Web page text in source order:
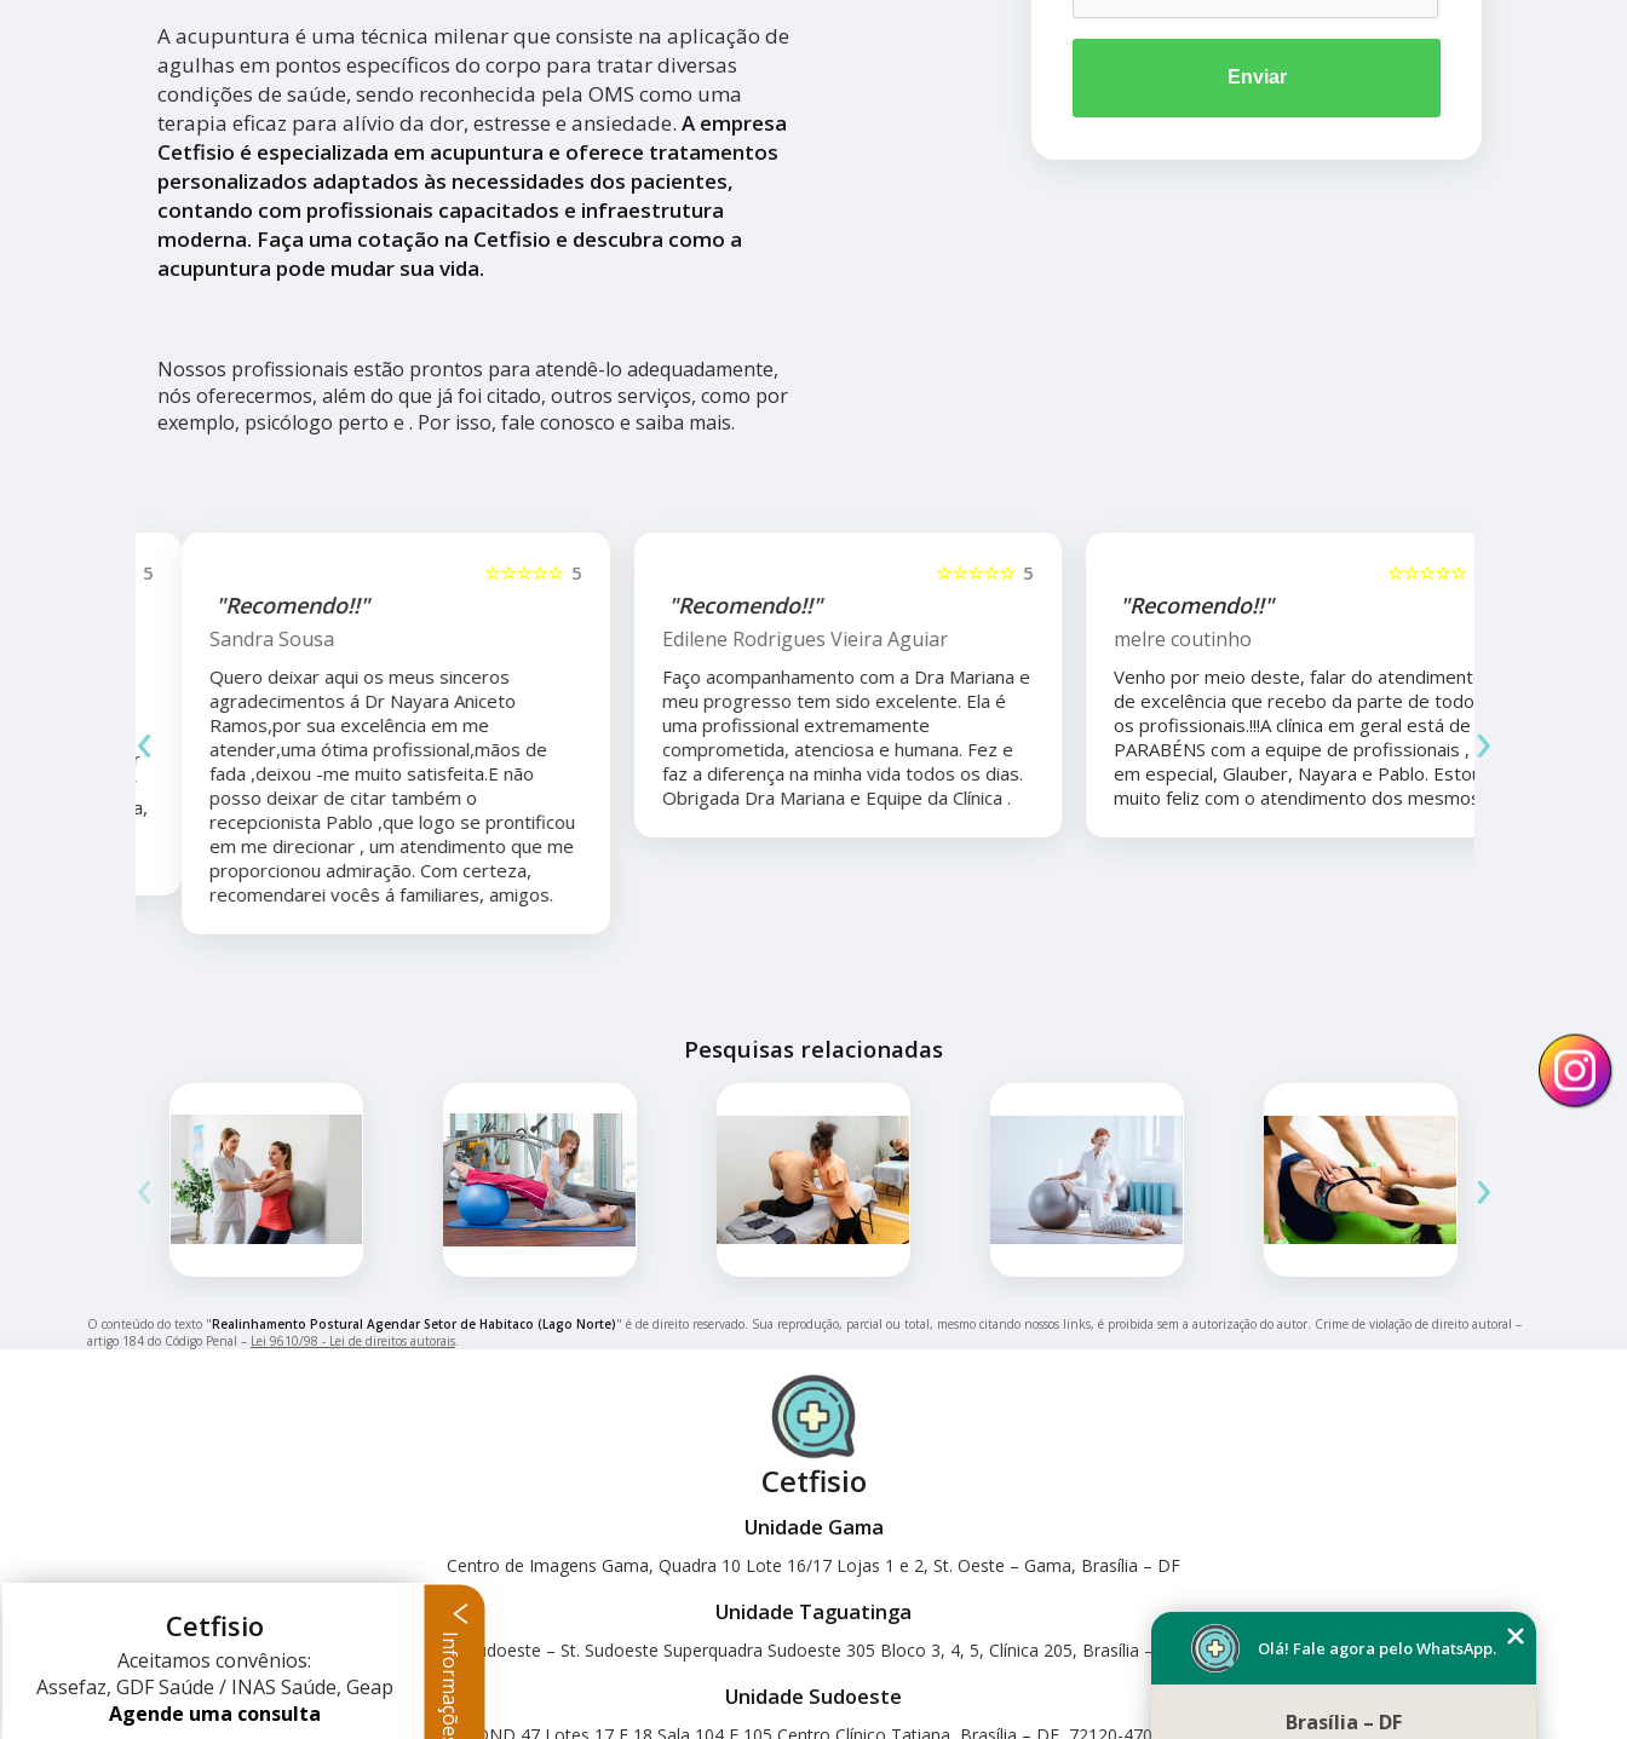
A acupuntura é uma técnica milenar que consiste na aplicação de
agulhas em pontos específicos do corpo para tratar diversas
condições de saúde, sendo reconhecida pela OMS como uma
terapia eficaz para alívio da dor, estresse e ansiedade. A empresa
Cetfisio é especializada em acupuntura e oferece tratamentos
personalizados adaptados às necessidades dos pacientes,
contando com profissionais capacitados e infraestrutura
moderna. Faça uma cotação na Cetfisio e descubra como a
acupuntura pode mudar sua vida.
Nossos profissionais estão prontos para atendê-lo adequadamente,
nós oferecermos, além do que já foi citado, outros serviços, como por
exemplo, psicólogo perto e . Por isso, fale conosco e saiba mais.
Enviar
5
☆☆☆☆☆
"Recomendo!!"
Sandra Sousa
Quero deixar aqui os meus sinceros
agradecimentos á Dr Nayara Aniceto
Ramos,por sua excelência em me
atender,uma ótima profissional,mãos de
fada ,deixou -me muito satisfeita.E não
posso deixar de citar também o
recepcionista Pablo ,que logo se prontificou
em me direcionar , um atendimento que me
proporcionou admiração. Com certeza,
recomendarei vocês á familiares, amigos.
5
☆☆☆☆☆
"Recomendo!!"
Edilene Rodrigues Vieira Aguiar
Faço acompanhamento com a Dra Mariana e
meu progresso tem sido excelente. Ela é
uma profissional extremamente
comprometida, atenciosa e humana. Fez e
faz a diferença na minha vida todos os dias.
Obrigada Dra Mariana e Equipe da Clínica .
5
☆☆☆☆☆
"Recomendo!!"
melre coutinho
Venho por meio deste, falar do atendimento
de excelência que recebo da parte de todos
os profissionais.!!!A clínica em geral está de
PARABÉNS com a equipe de profissionais ,
em especial, Glauber, Nayara e Pablo. Estou
muito feliz com o atendimento dos mesmos.
‹ ›
Pesquisas relacionadas
‹ ›
O conteúdo do texto "Realinhamento Postural Agendar Setor de Habitaco (Lago Norte)" é de direito reservado. Sua reprodução, parcial ou total, mesmo citando nossos links, é proibida sem a autorização do autor. Crime de violação de direito autoral –
artigo 184 do Código Penal – Lei 9610/98 - Lei de direitos autorais
Cetfisio
Unidade Gama
Centro de Imagens Gama, Quadra 10 Lote 16/17 Lojas 1 e 2, St. Oeste – Gama, Brasília – DF
Unidade Taguatinga
Centro Clínico Sudoeste – St. Sudoeste Superquadra Sudoeste 305 Bloco 3, 4, 5, Clínica 205, Brasília – DF, 70673-416
Unidade Sudoeste
Olá! Fale agora pelo WhatsApp.
Brasília – DF
Cetfisio
Aceitamos convênios:
Assefaz, GDF Saúde / INAS Saúde, Geap
Agende uma consulta
Informações